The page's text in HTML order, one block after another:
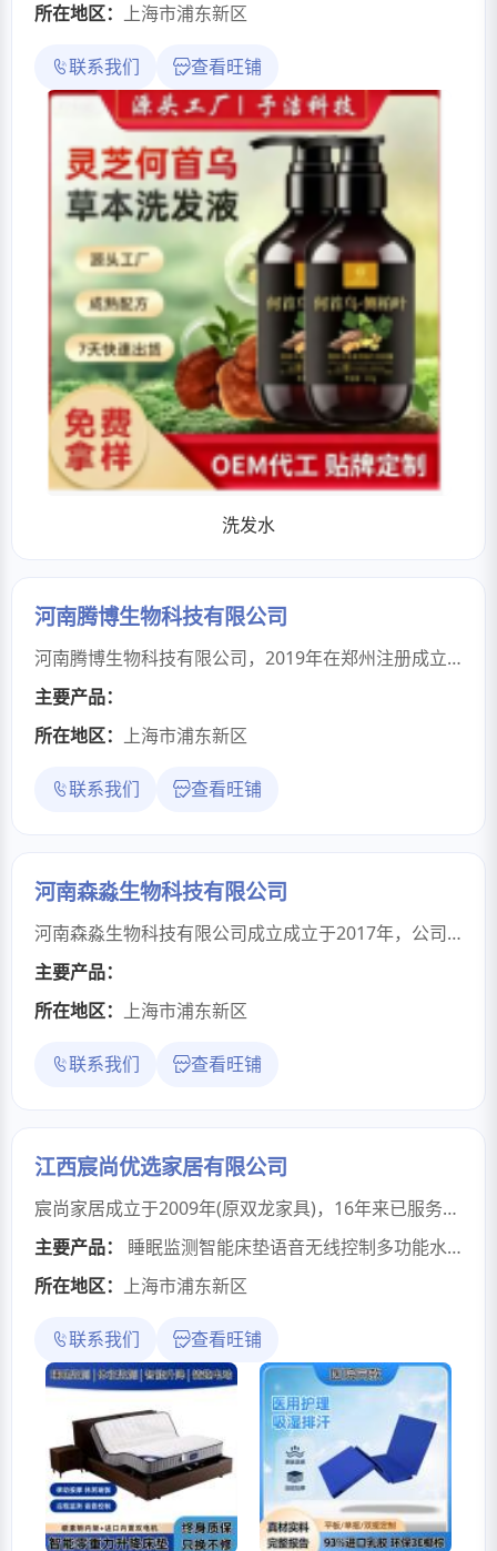
所在地区： 上海市浦东新区
联系我们 查看旺铺
洗发水
河南腾博生物科技有限公司
河南腾博生物科技有限公司，2019年在郑州注册成立，离今已有7年，公司产品涵盖贴剂、洗护用品，日化洗护用品，蜂蜜膏药等，集独立技术研发能力、包装设计、资质备案、生产与营销为一身的现代化、高科技、多元化发展的集团性企业
主要产品：
所在地区： 上海市浦东新区
联系我们 查看旺铺
河南森淼生物科技有限公司
河南森淼生物科技有限公司成立成立于2017年，公司的工厂位于河南省开封市工业产业区，拥有多条专业生产线、技术研发团队，拥有械字号、消字号、妆字号，健字号。几十个注册商标，是一家从事科学研发、生产和技术服务业为主的生物科技公司，是郑州本土资质齐全、非常有实力的生产厂家，主打的大健康外用产品有，中药洗发液（首乌保健洗发露），中药头疗保健液（清脑宁神保健液），祛湿活络保健液（活运达6号），各种疼痛问题的膏药。非常适合做中药防脱、生发、去屑、止痒、毛囊问题的客户群体，支持现货成品和代加工。
主要产品：
所在地区： 上海市浦东新区
联系我们 查看旺铺
江西宸尚优选家居有限公司
宸尚家居成立于2009年(原双龙家具)，16年来已服务全国20多个省市的10万+家庭客户，专注于弹簧床垫、记忆棉床垫、酒店床垫、乳胶床垫、黄麻床垫、亚麻床垫、椰棕床垫、山棕床垫、医用床垫等生产制造，配备3条专业生产线和10台自动化设备，拥有7500㎡现代化生产基地，联合生产体系可满足25大类、70余种材质需求，打样周期仅3-5天。引进德国先进生产设备，月产能45000张。产品合格率达99.8%，提供ODM/OEM贴牌服务，可满足客户个性化需求。产品通过国家家具质检中心检测，甲醛释放量低于0.05mg/m(国家标准为0.1mg/m”)。提供20年质保服务，老客户推荐率超过40%，用实实在在的品质为您打造健康舒适的睡眠体验。
主要产品：
睡眠监测智能床垫语音无线控制多功能水暖情侣按摩升降电动暖床垫
所在地区： 上海市浦东新区
联系我们 查看旺铺